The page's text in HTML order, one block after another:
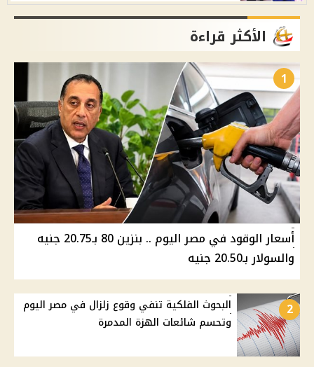
الأكثر قراءة
1
أسعار الوقود في مصر اليوم .. بنزين 80 بـ20.75 جنيه
والسولار بـ20.50 جنيه
2
البحوث الفلكية تنفي وقوع زلزال في مصر اليوم
وتحسم شائعات الهزة المدمرة